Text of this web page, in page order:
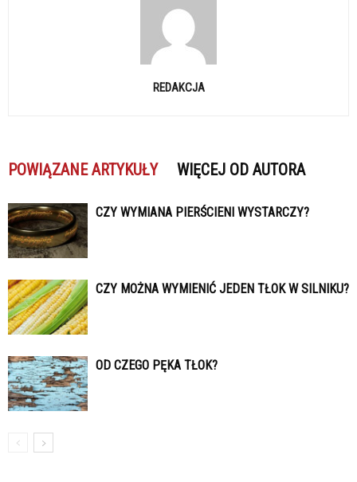
REDAKCJA
POWIĄZANE ARTYKUŁY WIĘCEJ OD AUTORA
CZY WYMIANA PIERŚCIENI WYSTARCZY?
CZY MOŻNA WYMIENIĆ JEDEN TŁOK W SILNIKU?
OD CZEGO PĘKA TŁOK?